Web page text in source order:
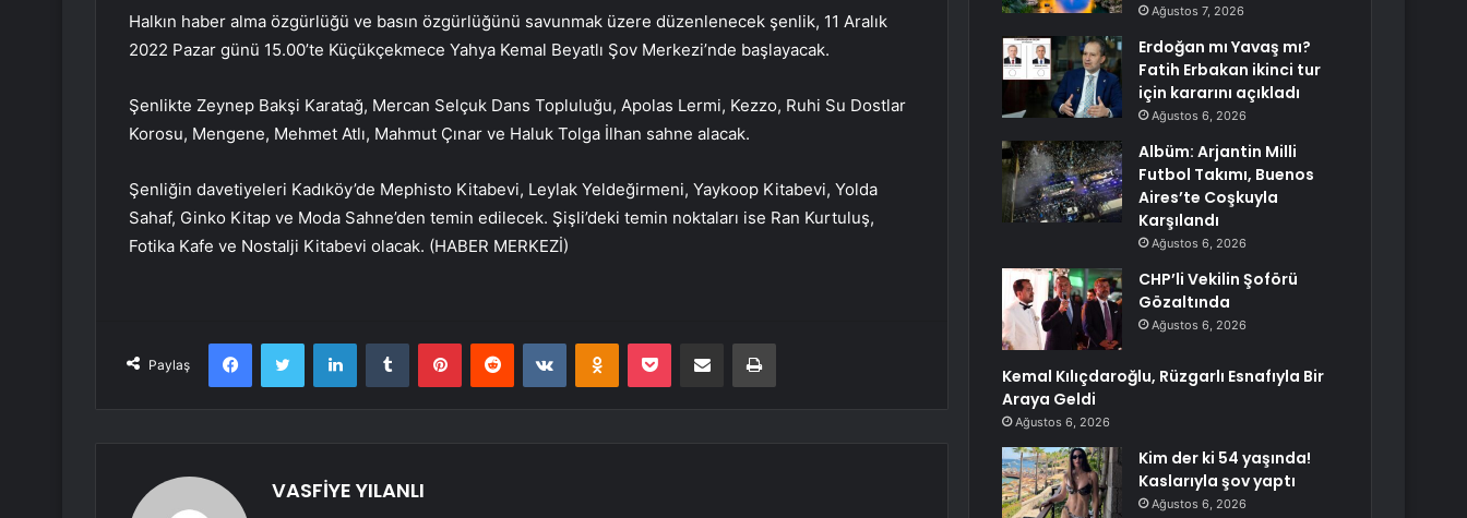
Halkın haber alma özgürlüğü ve basın özgürlüğünü savunmak üzere düzenlenecek şenlik, 11 Aralık
2022 Pazar günü 15.00’te Küçükçekmece Yahya Kemal Beyatlı Şov Merkezi’nde başlayacak.
Şenlikte Zeynep Bakşi Karatağ, Mercan Selçuk Dans Topluluğu, Apolas Lermi, Kezzo, Ruhi Su Dostlar
Korosu, Mengene, Mehmet Atlı, Mahmut Çınar ve Haluk Tolga İlhan sahne alacak.
Şenliğin davetiyeleri Kadıköy’de Mephisto Kitabevi, Leylak Yeldeğirmeni, Yaykoop Kitabevi, Yolda
Sahaf, Ginko Kitap ve Moda Sahne’den temin edilecek. Şişli’deki temin noktaları ise Ran Kurtuluş,
Fotika Kafe ve Nostalji Kitabevi olacak. (HABER MERKEZİ)
Paylaş
FacebookTwitter LinkedInTumblr PinterestReddit VKontakteOdnoklassniki
Pocket E-Posta ile paylaş Yazdır
VASFİYE YILANLI
Ağustos 7, 2026
Erdoğan mı Yavaş mı?
Fatih Erbakan ikinci tur
için kararını açıkladı
Ağustos 6, 2026
Albüm: Arjantin Milli
Futbol Takımı, Buenos
Aires’te Coşkuyla
Karşılandı
Ağustos 6, 2026
CHP’li Vekilin Şoförü
Gözaltında
Ağustos 6, 2026
Kemal Kılıçdaroğlu, Rüzgarlı Esnafıyla Bir
Araya Geldi
Ağustos 6, 2026
Kim der ki 54 yaşında!
Kaslarıyla şov yaptı
Ağustos 6, 2026